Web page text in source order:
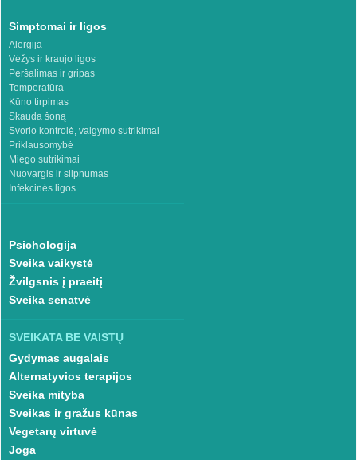
Simptomai ir ligos
Alergija
Vėžys ir kraujo ligos
Peršalimas ir gripas
Temperatūra
Kūno tirpimas
Skauda šoną
Svorio kontrolė, valgymo sutrikimai
Priklausomybė
Miego sutrikimai
Nuovargis ir silpnumas
Infekcinės ligos
Psichologija
Sveika vaikystė
Žvilgsnis į praeitį
Sveika senatvė
SVEIKATA BE VAISTŲ
Gydymas augalais
Alternatyvios terapijos
Sveika mityba
Sveikas ir gražus kūnas
Vegetarų virtuvė
Joga